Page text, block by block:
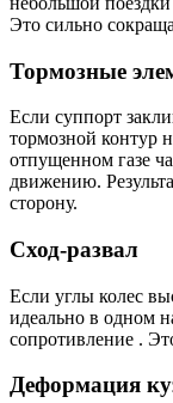
Это сильно
Тормозные
Если суппорт
тормозной контур
отпущенном газе
движению.
сторону.
Сход-развал
Если углы колес
идеально в одном
сопротивление .
Деформация